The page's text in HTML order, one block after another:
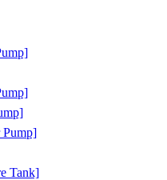
Tank]